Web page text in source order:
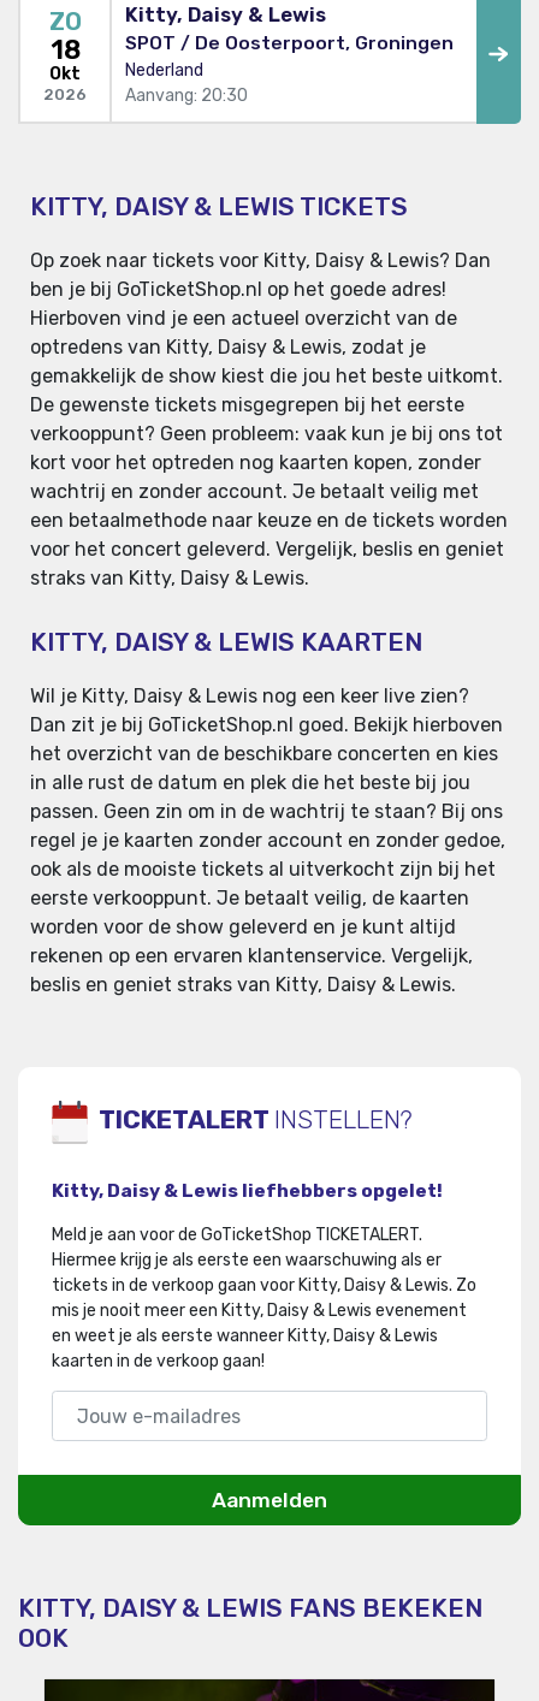
ZO
18
Okt
2026
Kitty, Daisy & Lewis
SPOT / De Oosterpoort, Groningen
Nederland
Aanvang: 20:30
KITTY, DAISY & LEWIS TICKETS
Op zoek naar tickets voor Kitty, Daisy & Lewis? Dan
ben je bij GoTicketShop.nl op het goede adres!
Hierboven vind je een actueel overzicht van de
optredens van Kitty, Daisy & Lewis, zodat je
gemakkelijk de show kiest die jou het beste uitkomt.
De gewenste tickets misgegrepen bij het eerste
verkooppunt? Geen probleem: vaak kun je bij ons tot
kort voor het optreden nog kaarten kopen, zonder
wachtrij en zonder account. Je betaalt veilig met
een betaalmethode naar keuze en de tickets worden
voor het concert geleverd. Vergelijk, beslis en geniet
straks van Kitty, Daisy & Lewis.
KITTY, DAISY & LEWIS KAARTEN
Wil je Kitty, Daisy & Lewis nog een keer live zien?
Dan zit je bij GoTicketShop.nl goed. Bekijk hierboven
het overzicht van de beschikbare concerten en kies
in alle rust de datum en plek die het beste bij jou
passen. Geen zin om in de wachtrij te staan? Bij ons
regel je je kaarten zonder account en zonder gedoe,
ook als de mooiste tickets al uitverkocht zijn bij het
eerste verkooppunt. Je betaalt veilig, de kaarten
worden voor de show geleverd en je kunt altijd
rekenen op een ervaren klantenservice. Vergelijk,
beslis en geniet straks van Kitty, Daisy & Lewis.
TICKETALERT INSTELLEN?
Kitty, Daisy & Lewis liefhebbers opgelet!
Meld je aan voor de GoTicketShop TICKETALERT.
Hiermee krijg je als eerste een waarschuwing als er
tickets in de verkoop gaan voor Kitty, Daisy & Lewis. Zo
mis je nooit meer een Kitty, Daisy & Lewis evenement
en weet je als eerste wanneer Kitty, Daisy & Lewis
kaarten in de verkoop gaan!
Aanmelden
KITTY, DAISY & LEWIS FANS BEKEKEN
OOK